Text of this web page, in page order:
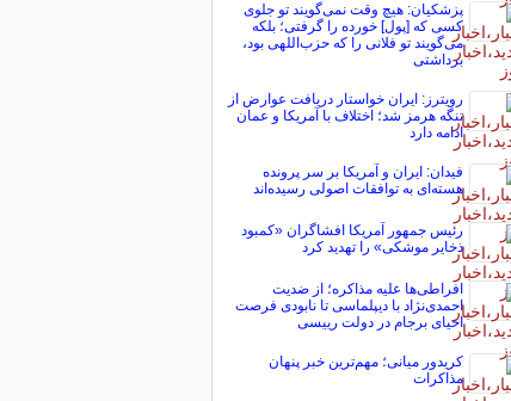
پزشکیان: هیچ وقت نمی‌گویند تو جلوی
کسی که [پول] خورده را گرفتی؛ بلکه
می‌گویند تو فلانی را که حزب‌اللهی بود،
برداشتی
رویترز: ایران خواستار دریافت عوارض از
تنگه هرمز شد؛ اختلاف با آمریکا و عمان
ادامه دارد
فیدان: ایران و آمریکا بر سر پرونده
هسته‌ای به توافقات اصولی رسیده‌اند
رئیس جمهور آمریکا افشاگران «کمبود
ذخایر موشکی» را تهدید کرد
افراطی‌ها علیه مذاکره؛ از ضدیت
احمدی‌نژاد با دیپلماسی تا نابودی فرصت
احیای برجام در دولت رییسی
کریدور میانی؛ مهم‌ترین خبر پنهان
مذاکرات